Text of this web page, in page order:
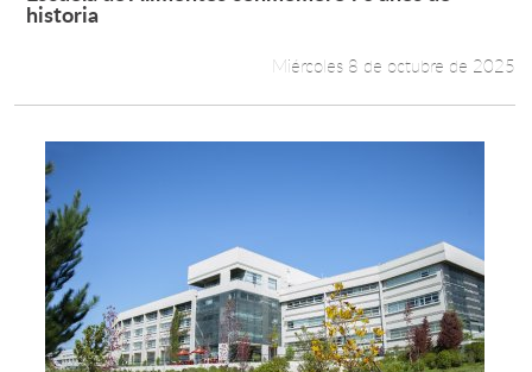
Leer más +
historia
Miércoles 8 de octubre de 2025